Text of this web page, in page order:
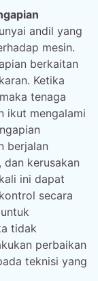
andil yang
mesin.
berkaitan
Ketika
tenaga
ikut mengalami
berjalan
kerusakan
ini dapat
secara
tidak
perbaikan
teknisi yang